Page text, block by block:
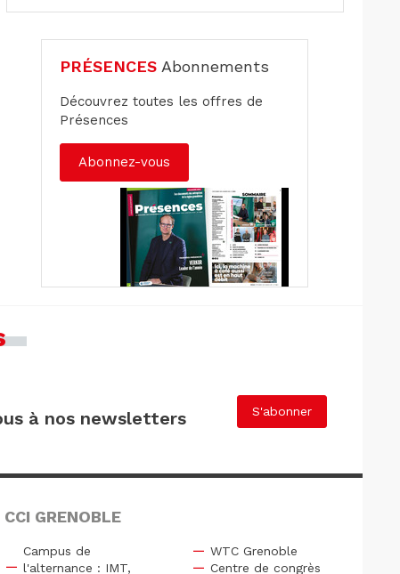
PRÉSENCES Abonnements
Découvrez toutes les offres de
Présences
Abonnez-vous
à nos newsletters S'abonner
GRENOBLE
Campus de
l'alternance : IMT,
WTC Grenoble
Centre de congrès